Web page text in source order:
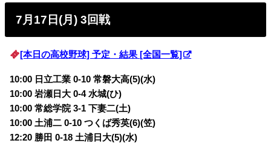
7月17日(月) 3回戦
[本日の高校野球] 予定・結果 [全国一覧]
10:00 日立工業 0-10 常磐大高(5)(水)
10:00 岩瀬日大 0-4水城(ひ)
10:00 常総学院 3-1下妻二(土)
10:00 土浦二 0-10 つくば秀英(6)(笠)
12:20 勝田 0-18 土浦日大(5)(水)